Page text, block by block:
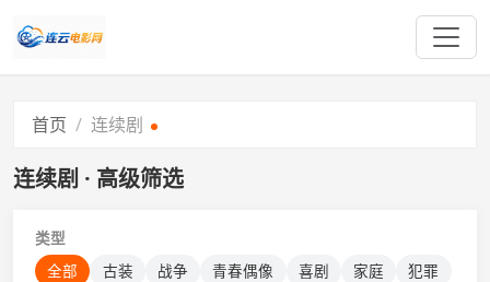
首页 连续剧
连续剧 · 高级筛选
类型
全部
古装 战争 青春偶像 喜剧 家庭
犯罪